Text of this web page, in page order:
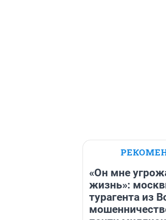
«Он мне
жизнь»:
турагента из